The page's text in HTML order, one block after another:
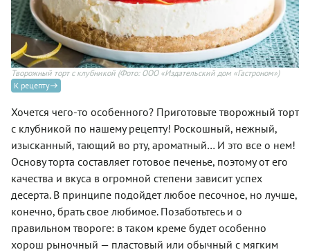
Творожный торт с клубникой (Фото: ООО «Издательский дом «Гастроном»)
К рецепту
Хочется чего-то особенного? Приготовьте творожный торт
с клубникой по нашему рецепту! Роскошный, нежный,
изысканный, тающий во рту, ароматный… И это все о нем!
Основу торта составляет готовое печенье, поэтому от его
качества и вкуса в огромной степени зависит успех
десерта. В принципе подойдет любое песочное, но лучше,
конечно, брать свое любимое. Позаботьтесь и о
правильном твороге: в таком креме будет особенно
хорош рыночный — пластовый или обычный с мягким